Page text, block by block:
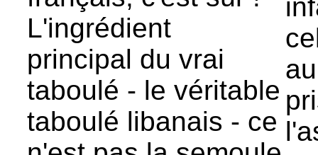
L'ingrédient
principal du vrai
taboulé - le véritable
taboulé libanais - ce